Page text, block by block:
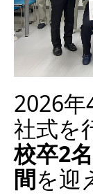
2026年
社式を
校卒2
間を迎